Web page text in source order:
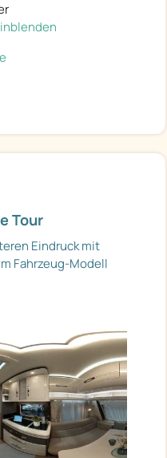
Tour
Eindruck mit
Fahrzeug-Modell